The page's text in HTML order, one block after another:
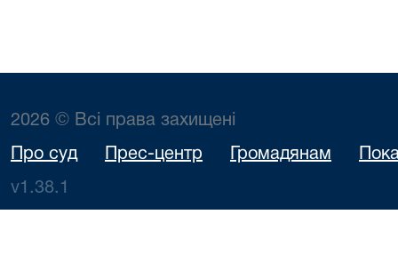
2026 © Всі права захищені
Про суд Прес-центр Громадянам
v1.38.1